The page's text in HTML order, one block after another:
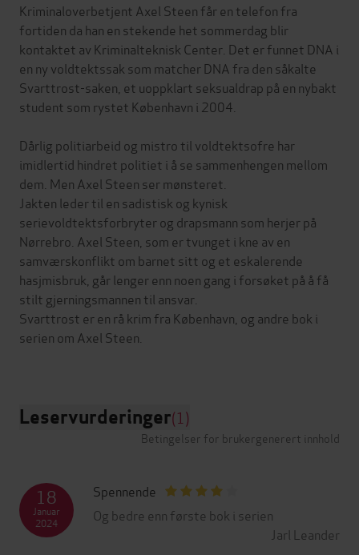
Kriminaloverbetjent Axel Steen får en telefon fra
fortiden da han en stekende het sommerdag blir
kontaktet av Kriminalteknisk Center. Det er funnet DNA i
en ny voldtektssak som matcher DNA fra den såkalte
Svarttrost-saken, et uoppklart seksualdrap på en nybakt
student som rystet København i 2004.
Dårlig politiarbeid og mistro til voldtektsofre har
imidlertid hindret politiet i å se sammenhengen mellom
dem. Men Axel Steen ser mønsteret.
Jakten leder til en sadistisk og kynisk
serievoldtektsforbryter og drapsmann som herjer på
Nørrebro. Axel Steen, som er tvunget i kne av en
samværskonflikt om barnet sitt og et eskalerende
hasjmisbruk, går lenger enn noen gang i forsøket på å få
stilt gjerningsmannen til ansvar.
Svarttrost er en rå krim fra København, og andre bok i
serien om Axel Steen.
Leservurderinger(1)
Betingelser for brukergenerert innhold
Spennende
Og bedre enn første bok i serien
Jarl Leander
18
Januar
2024